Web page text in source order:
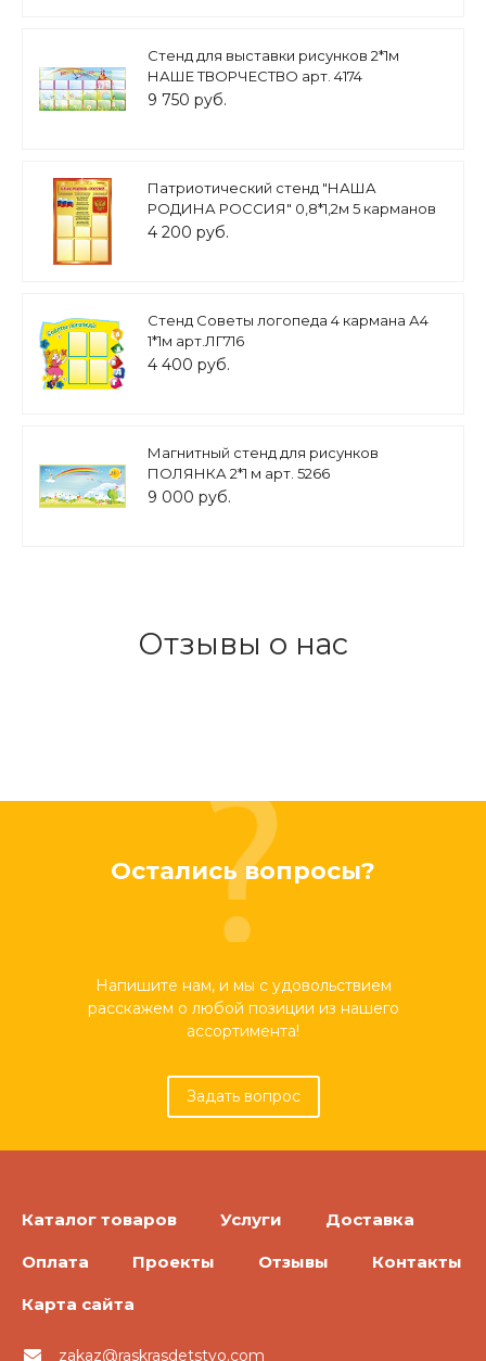
Стенд для выставки рисунков 2*1м
НАШЕ ТВОРЧЕСТВО арт. 4174
9 750 руб.
Патриотический стенд "НАША
РОДИНА РОССИЯ" 0,8*1,2м 5 карманов
арт. 4399
4 200 руб.
Стенд Советы логопеда 4 кармана А4
1*1м арт.ЛГ716
4 400 руб.
Магнитный стенд для рисунков
ПОЛЯНКА 2*1 м арт. 5266
9 000 руб.
Отзывы о нас
Остались вопросы?
Напишите нам, и мы с удовольствием
расскажем о любой позиции из нашего
ассортимента!
Задать вопрос
Каталог товаров Услуги Доставка
Оплата Проекты Отзывы Контакты
Карта сайта
zakaz@raskrasdetstvo.com